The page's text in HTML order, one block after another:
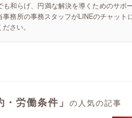
も和らげ、円満な解決を導くためのサ
事務所の事務スタッフがLINEのチャッ
さい。
・労働条件」 の人気の記事